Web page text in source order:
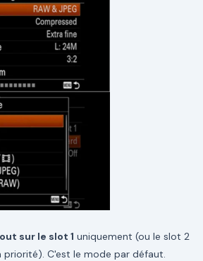
sur le slot 1 uniquement (ou le slot 2
priorité). C'est le mode par défaut.